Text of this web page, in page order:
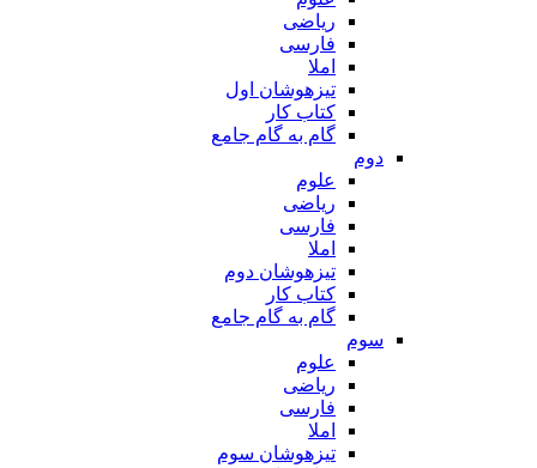
ریاضی
فارسی
املا
تیزهوشان اول
کتاب کار
گام به گام جامع
دوم
علوم
ریاضی
فارسی
املا
تیزهوشان دوم
کتاب کار
گام به گام جامع
سوم
علوم
ریاضی
فارسی
املا
تیزهوشان سوم